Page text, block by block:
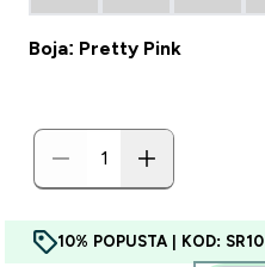
Boja: Pretty Pink
10% POPUSTA | KOD: SR10